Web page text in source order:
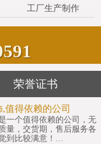
工厂生产制作
荣誉证书
值得依赖的公司
一个值得依赖的公司，无
量，交货期，售后服务各
到比较满意！…